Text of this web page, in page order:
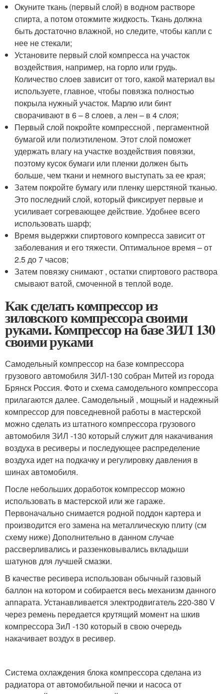
Окуните ткань (первый слой) в водном растворе
спирта, а потом отожмите жидкость. Ткань должна
быть достаточно влажной, но следите, чтобы капли с
нее не стекали;
Установите первый слой компресса на участок
воздействия, например, на горло или грудь.
Количество слоев зависит от того, какой материал вы
используете, главное, чтобы повязка полностью
покрыла нужный участок. Марлю или бинт
сворачивают в 6 – 8 слоев, а лен – в 4 слоя;
Первый слой покройте компрессной , пергаментной
бумагой или полиэтиленом. Этот слой поможет
удержать влагу на участке воздействия повязки,
поэтому кусок бумаги или пленки должен быть
больше, чем ткани и немного выступать за ее края;
Затем покройте бумагу или пленку шерстяной тканью.
Это последний слой, который фиксирует первые и
усиливает согревающее действие. Удобнее всего
использовать шарф;
Время выдержки спиртового компресса зависит от
заболевания и его тяжести. Оптимальное время – от
2.5 до 7 часов;
Затем повязку снимают , остатки спиртового раствора
смывают ватой, смоченной в теплой воде.
Как сделать компрессор из
зиловского компрессора своими
руками. Компрессор на базе ЗИЛ 130
своими руками
Самодельный компрессор на базе компрессора
грузового автомобиля ЗИЛ-130 собран Митей из города
Брянск Россия. Фото и схема самодельного компрессора
прилагаются далее. Самодельный , мощный и надежный
компрессор для повседневной работы в мастерской
можно сделать из штатного компрессора грузового
автомобиля ЗИЛ -130 который служит для накачивания
воздуха в ресиверы и последующее распределение
воздуха идет на подкачку и регулировку давления в
шинах автомобиля.
После небольших доработок компрессор можно
использовать в мастерской или же гараже.
Первоначально снимается родной поддон картера и
производится его замена на металлическую плиту (см
схему ниже) Дополнительно в данном случае
рассверливались и раззенковывались вкладыши
шатунов для лучшей смазки.
В качестве ресивера использован обычный газовый
баллон на котором и собирается весь механизм данного
аппарата. Устанавливается электродвигатель 220-380 V
через ремень передается крутящий момент на шкив
компрессора ЗиЛ -130 который в свою очередь
накачивает воздух в ресивер.
Система охлаждения блока компрессора сделана из
радиатора от автомобильной печки и насоса от